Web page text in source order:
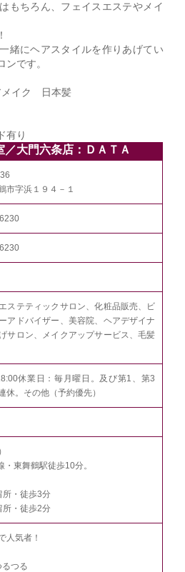
もちろん、フェイスエステやメイ
緒にヘアスタイルを作りあげてい
ンです。
イク 日本髪
有り
大門六条店：ＤＡＴＡ
市字浜１９４－１
ステティックサロン、化粧品販売、ビ
アドバイザー、美容院、ヘアデザイナ
サロン、メイクアップサービス、毛髪
休業日：毎月曜日。及び第1、第3
休。その他（予約優先）
・東舞鶴駅徒歩10分。
所・徒歩3分
所・徒歩2分
人気者！
るつる